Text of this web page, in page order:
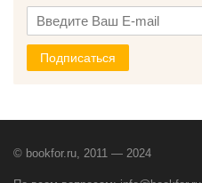
Подписаться
© bookfor.ru, 2011 — 2024